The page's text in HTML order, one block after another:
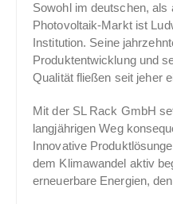
Sowohl im deutschen, als
Photovoltaik-Markt ist
Institution. Seine
Produktentwicklung und
Qualität fließen seit jeher
Mit der SL Rack GmbH
langjährigen Weg
Innovative
dem Klimawandel aktiv
erneuerbare Energien,